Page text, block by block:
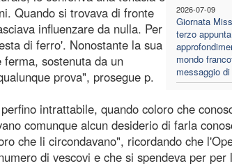
2026-07-09
Giornata
terzo
mondo
messaggio
Quando si trovava di fronte
influenzare da nulla. Per
di ferro'. Nonostante la sua
sostenuta da un
prova", prosegue p.
intrattabile, quando coloro che
comunque alcun desiderio di farla
che li circondavano", ricordando che
di vescovi e che si spendeva per per